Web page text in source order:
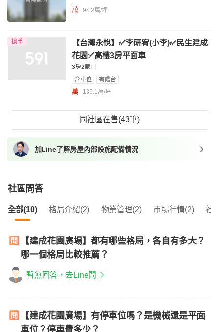
萬 94.2萬/坪
搶手
【台灣永悅】✅李研宥(小李)✅民生建成
花園✅高樓3房平面車
3房2廳
含車位
有陽台
萬 135.1萬/坪
同社區在售(43筆)
加Line了解房屋內部設施配備情況
社區問答
全部(10) 格局介紹(2) 物業管理(2) 市場行情(2) 社
【建成花園廣場】都有哪些格局，各自有多大？
哪一個格局比較推薦？
暫無回答，去Line問
【建成花園廣場】有停車位嗎？是機械還是平面
車位？停車費多少？